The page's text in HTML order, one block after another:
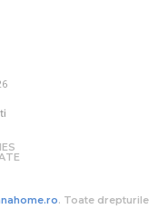
. Toate drepturile